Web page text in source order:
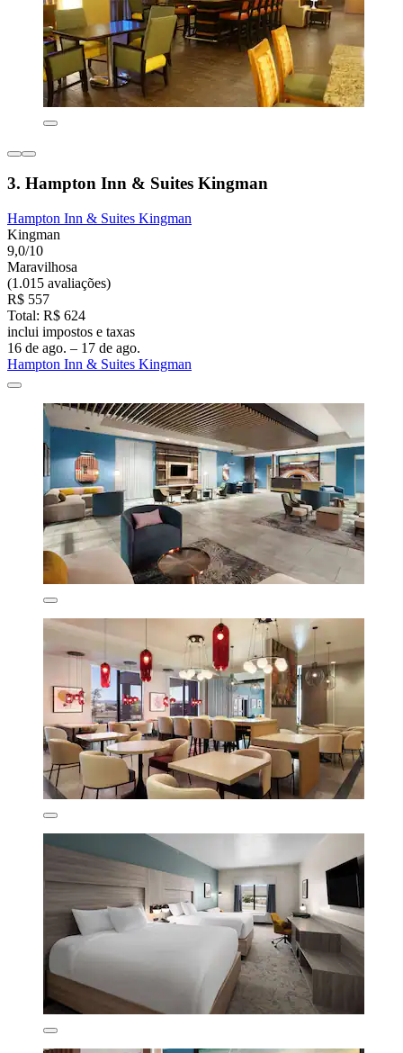
3. Hampton Inn & Suites Kingman
Hampton Inn & Suites Kingman
Kingman
9,0/10
Maravilhosa
(1.015 avaliações)
R$ 557
Total: R$ 624
inclui impostos e taxas
16 de ago. – 17 de ago.
Hampton Inn & Suites Kingman